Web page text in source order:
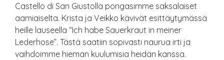
Castello di San Giustolla pongasimme saksalaiset
aamiaiselta. Krista ja Veikko kävivät esittäytymässä
heille lauseella “Ich habe Sauerkraut in meiner
Lederhose”. Tästä saatiin sopivasti naurua irti ja
vaihdoimme hieman kuulumisia heidän kanssa.